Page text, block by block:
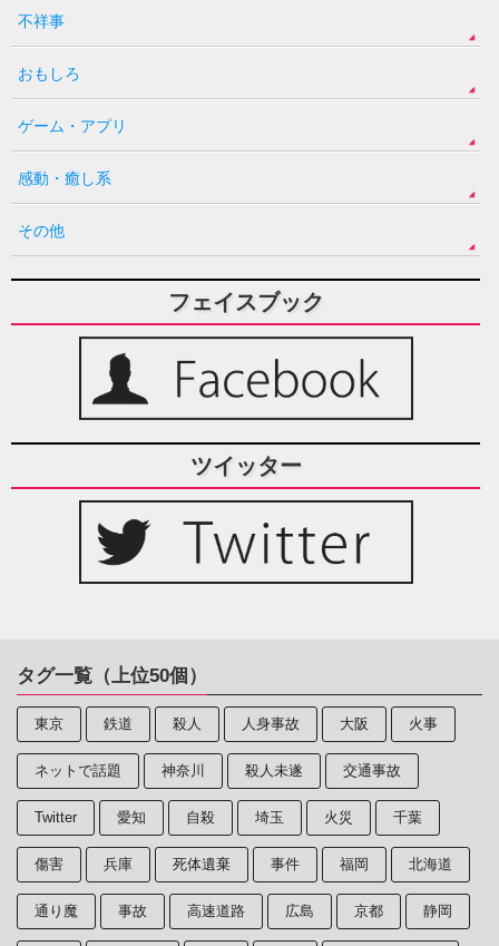
不祥事
おもしろ
ゲーム・アプリ
感動・癒し系
その他
フェイスブック
ツイッター
タグ一覧（上位50個）
東京 鉄道 殺人 人身事故 大阪 火事
ネットで話題 神奈川 殺人未遂 交通事故
Twitter 愛知 自殺 埼玉 火災 千葉
傷害 兵庫 死体遺棄 事件 福岡 北海道
通り魔 事故 高速道路 広島 京都 静岡